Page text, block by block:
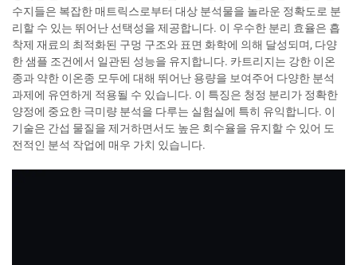
수지들은 복잡한 매트릭스로부터 대상 분석물을 놀라운 정확도로 분
리할 수 있는 뛰어난 선택성을 제공합니다. 이 우수한 분리 효율은 흡
착제 재료의 최적화된 구멍 구조와 표면 화학에 의해 달성되며, 다양
한 샘플 조건에서 일관된 성능을 유지합니다. 카트리지는 강한 이온
종과 약한 이온종 모두에 대해 뛰어난 용량을 보여주어 다양한 분석
과제에 유연하게 적용될 수 있습니다. 이 특징은 청정 분리가 정확한
양정에 중요한 극미량 분석을 다루는 실험실에 특히 유익합니다. 이
기술은 간섭 물질을 제거하면서도 높은 회수율을 유지할 수 있어 도
전적인 분석 작업에 매우 가치 있습니다.